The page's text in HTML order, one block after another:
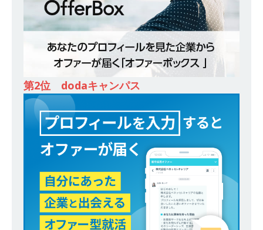
登竜門!! 満足度98％のインターン 】 東京勤務・
転勤なし ｜ 文系IT未経験でもOK ｜ 新卒の3年以
内昇進率91％ ｜ IT社会の今まさに求められてい
るベンチャー企業 ｜ 新卒2年目で1,000万円越え
目指せる!! ｜ データX
体育会積極採用企業
[ 2026年5月13日 ] 【 28卒 ｜ 仕事の全容を知れ
るオープンカンパニー 】 大林グループ ｜ 全国規
模の重要施設の建設に携わるサブコン ｜ 環境保
全や脱炭素社会の実現にも貢献 ｜ 初任給28万
+各手当 ｜ 年間休日125日 ｜ オーク設備工業
体育会積極採用企業
第2位 dodaキャンパス